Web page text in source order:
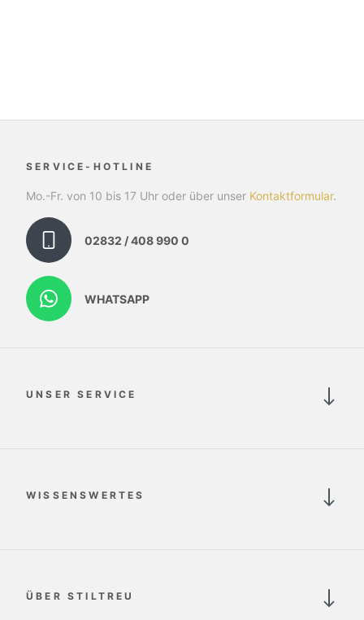
SERVICE-HOTLINE
Mo.-Fr. von 10 bis 17 Uhr oder über unser Kontaktformular.
02832 / 408 990 0
WHATSAPP
UNSER SERVICE
WISSENSWERTES
ÜBER STILTREU